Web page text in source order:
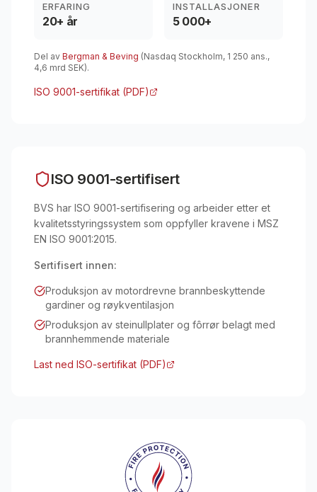
ERFARING
20+ år
INSTALLASJONER
5 000+
Del av Bergman & Beving (Nasdaq Stockholm, 1 250 ans.,
4,6 mrd SEK).
ISO 9001-sertifikat (PDF)
ISO 9001-sertifisert
BVS har ISO 9001-sertifisering og arbeider etter et
kvalitetsstyringssystem som oppfyller kravene i MSZ
EN ISO 9001:2015.
Sertifisert innen:
Produksjon av motordrevne brannbeskyttende
gardiner og røykventilasjon
Produksjon av steinullplater og fôrrør belagt med
brannhemmende materiale
Last ned ISO-sertifikat (PDF)